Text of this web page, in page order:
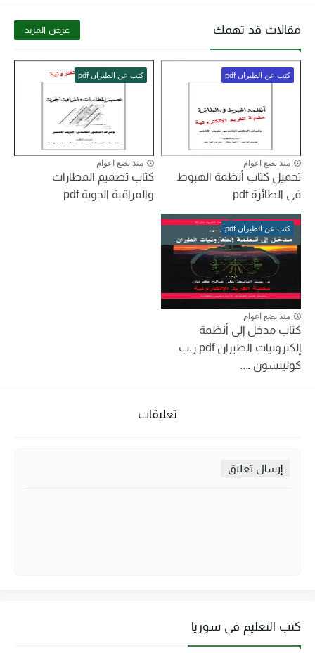
مقالات قد تهمك عرض المزيد
كتب عن الطيران pdf
منذ بضع اعوام
تحميل كتاب أنظمة الهبوط
في الطائرة pdf
كتب عن الطيران pdf
منذ بضع اعوام
كتاب تصميم المطارات
والمراقبة الجوية pdf
كتب عن الطيران pdf
منذ بضع اعوام
كتاب مدخل إلى أنظمة
إلكترونيات الطيران pdf ر.ب
كولينسون ـ...
تعليقات
إرسال تعليق
كتب التعليم في سوريا